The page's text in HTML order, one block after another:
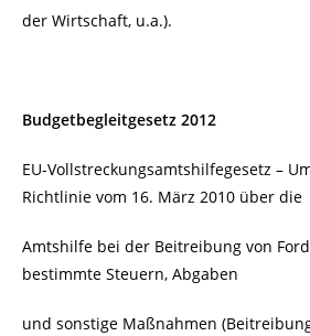
der Wirtschaft, u.a.).
Budgetbegleitgesetz 2012
EU-Vollstreckungsamtshilfegesetz –
Richtlinie vom 16. März 2010 über die
Amtshilfe bei der Beitreibung von
bestimmte Steuern, Abgaben
und sonstige Maßnahmen